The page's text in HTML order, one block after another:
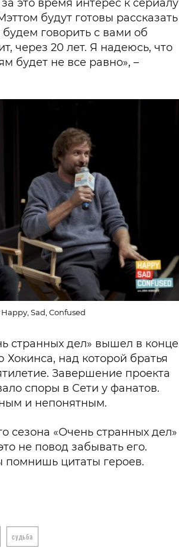
это время интерес к сериалу
будут готовы рассказать
говорить с вами об
через 20 лет. Я надеюсь, что
будет не все равно», –
Sad, Confused
странных дел» вышел в конце
над которой братья
Завершение проекта
споры в Сети у фанатов.
и непонятным.
сезона «Очень странных дел»
не повод забывать его.
помнишь цитаты героев.
судьба